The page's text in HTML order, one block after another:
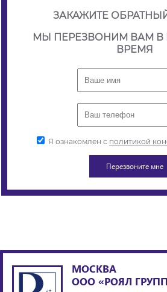
ЗАКАЖИТЕ
МЫ ПЕРЕЗВОНИМ ВАМ
ВРЕМЯ
Я ознакомлен с политикой
МОСКВА
ООО «РОЯЛ